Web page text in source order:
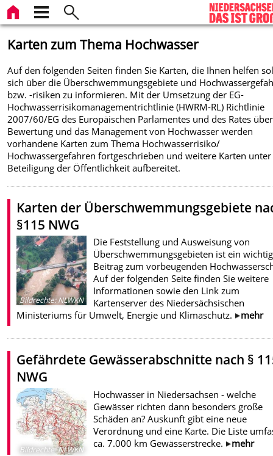
Karten zum Thema Hochwasser
Auf den folgenden Seiten finden Sie Karten, die Ihnen helfen
sich über die Überschwemmungsgebiete und
bzw. -risiken zu informieren. Mit der Umsetzung der EG-
Hochwasserrisikomanagementrichtlinie (HWRM-RL) Richtlinie
2007/60/EG des Europäischen Parlamentes und des Rates
Bewertung und das Management von Hochwasser werden
vorhandene Karten zum Thema Hochwasserrisiko/
Hochwassergefahren fortgeschrieben und weitere Karten unter
Beteiligung der Öffentlichkeit aufbereitet.
Karten der Überschwemmungsgebiete
§115 NWG
Bildrechte:NLWKN
Die Feststellung und Ausweisung von
Überschwemmungsgebieten ist ein
Beitrag zum vorbeugenden
Auf der folgenden Seite finden Sie weitere
Informationen sowie den Link zum
Kartenserver des Niedersächsischen
Ministeriums für Umwelt, Energie und Klimaschutz.
mehr
Gefährdete Gewässerabschnitte nach §
NWG
Bildrechte:NLWKN
Hochwasser in Niedersachsen - welche
Gewässer richten dann besonders große
Schäden an? Auskunft gibt eine neue
Verordnung und eine Karte. Die Liste
ca. 7.000 km Gewässerstrecke.
mehr